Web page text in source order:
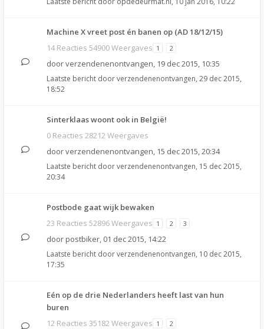
Machine X vreet post én banen op (AD 18/12/15)
14 Reacties 54900 Weergaves 1 2
doorverzendenenontvangen, 19 dec 2015, 10:35
Laatste bericht doorverzendenenontvangen, 29 dec 2015,
18:52
Sinterklaas woont ook in België!
0 Reacties 28212 Weergaves
doorverzendenenontvangen, 15 dec 2015, 20:34
Laatste bericht doorverzendenenontvangen, 15 dec 2015,
20:34
Postbode gaat wijk bewaken
23 Reacties 52896 Weergaves 1 2 3
door postbiker, 01 dec 2015, 14:22
Laatste bericht doorverzendenenontvangen, 10 dec 2015,
17:35
Eén op de drie Nederlanders heeft last van hun
buren
12 Reacties 35182 Weergaves 1 2